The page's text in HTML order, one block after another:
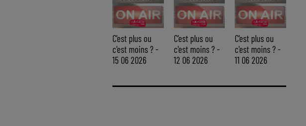
C'est plus ou
c'est moins ? -
15 06 2026
C'est plus ou
c'est moins ? -
12 06 2026
C'est plus ou
c'est moins ? -
11 06 2026